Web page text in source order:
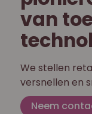
van
We stellen
versnellen en
Neem